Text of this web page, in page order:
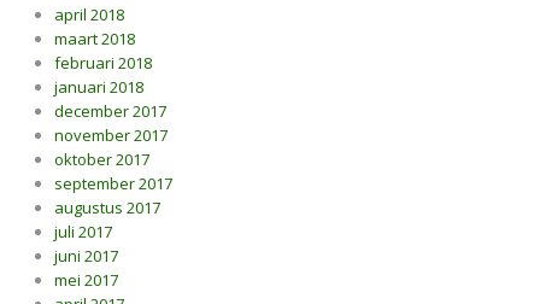
april 2018
maart 2018
februari 2018
januari 2018
december 2017
november 2017
oktober 2017
september 2017
augustus 2017
juli 2017
juni 2017
mei 2017